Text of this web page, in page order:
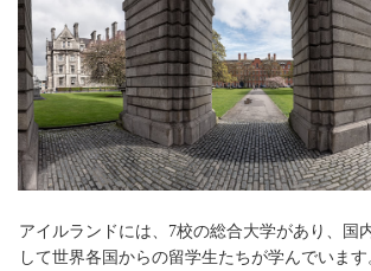
アイルランドには、7校の総合大学があり、国
して世界各国からの留学生たちが学んでいま